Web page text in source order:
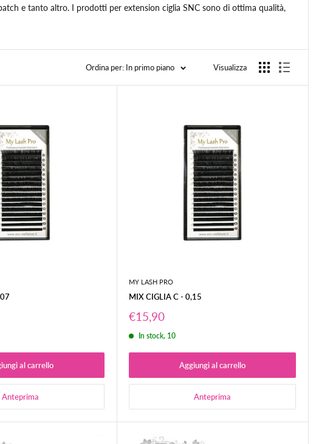
e tanto altro. I prodotti per extension ciglia SNC sono di ottima qualità,
Ordina per: In primo piano Visualizza
al carrello
Anteprima
MY LASH PRO
MIX CIGLIA C - 0,15
Prezzo
scontato
€15,90
In stock, 10
Aggiungi al carrello
Anteprima